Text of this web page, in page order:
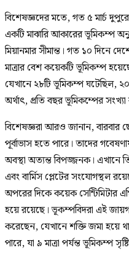
বিশেষজ্ঞদের মতে, গত ৫ মার্চ
একটি মাঝারি আকারের ভূমিকম্প
মিয়ানমার সীমান্ত। গত ১০ দিনে
মাত্রার বেশ কয়েকটি ভূমিকম্প
যেখানে ২৮টি ভূমিকম্প ঘটেছিল,
অর্থাৎ, প্রতি বছর ভূমিকম্পের সংখ্যা
বিশেষজ্ঞরা আরও জানান,
পূর্বাভাস হতে পারে। তাদের
অবস্থা অত্যন্ত বিপজ্জনক। এখানে
এবং বার্মিস প্লেটের সংযোগস্থল
অপরের দিকে কয়েক সেন্টিমিটার
হয়ে রয়েছে। ভূকম্পবিদরা এই
করেছেন, যেখানে শক্তি জমা হয়ে
পারে, যা ৯ মাত্রা পর্যন্ত ভূমিকম্প